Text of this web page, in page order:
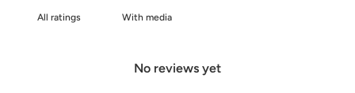
With media
No reviews yet